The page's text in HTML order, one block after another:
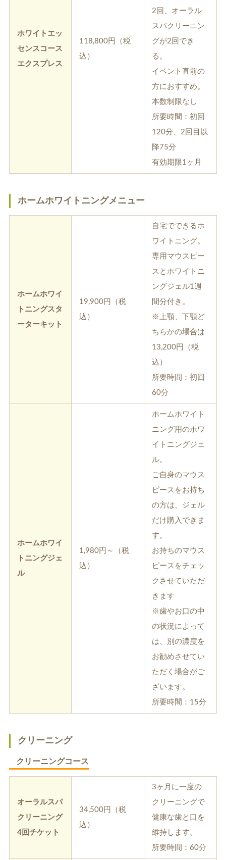
ホワイトエッ
センスコース
エクスプレス
118,800円（税
込）
2回、オーラル
スパクリーニン
グが2回でき
る。
イベント直前の
方におすすめ。
本数制限なし
所要時間：初回
120分、2回目以
降75分
有効期限1ヶ月
ホームホワイトニングメニュー
ホームホワイ
トニングスタ
ーターキット
19,900円（税
込）
自宅でできるホ
ワイトニング。
専用マウスピー
スとホワイトニ
ングジェル1週
間分付き。
※上顎、下顎ど
ちらかの場合は
13,200円（税
込）
所要時間：初回
60分
ホームホワイ
トニングジェ
ル
1,980円～（税
込）
ホームホワイト
ニング用のホワ
イトニングジェ
ル。
ご自身のマウス
ピースをお持ち
の方は、ジェル
だけ購入できま
す。
お持ちのマウス
ピースをチェッ
クさせていただ
きます
※歯やお口の中
の状況によって
は、別の濃度を
お勧めさせてい
ただく場合がご
ざいます。
所要時間：15分
クリーニング
クリーニングコース
オーラルスパ
クリーニング
4回チケット
34,500円（税
込）
3ヶ月に一度の
クリーニングで
健康な歯と口を
維持します。
所要時間：60分